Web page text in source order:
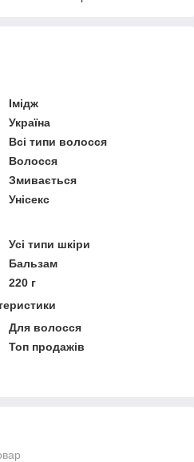
Імідж
Україна
Всі типи волосся
Волосся
Змивається
Унісекс
Усі типи шкіри
Бальзам
220 г
Для волосся
Топ продажів